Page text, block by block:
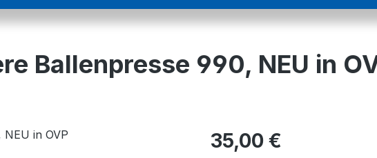
Ballenpresse 990, NEU in
35,00 €